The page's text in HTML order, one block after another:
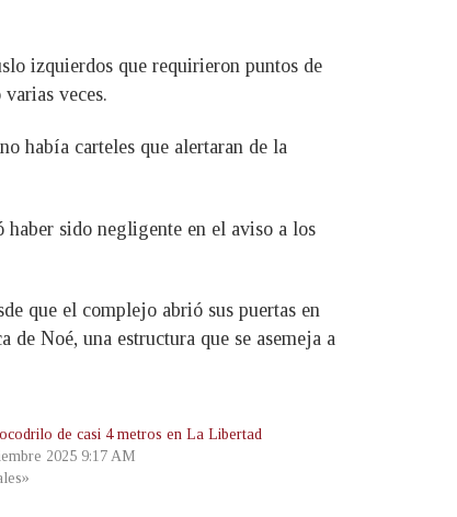
izquierdos que requirieron puntos de
veces.
había carteles que alertaran de la
haber sido negligente en el aviso a los
que el complejo abrió sus puertas en
de Noé, una estructura que se asemeja a
de casi 4 metros en La Libertad
2025 9:17 AM